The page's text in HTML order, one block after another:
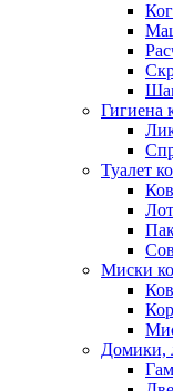
Гигиена
Туалет
Миски
Домики,